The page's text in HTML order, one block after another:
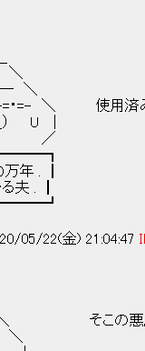
済み核燃
|
. ┃
. ┃
05/22(金) 21:04:47
の悪魔達はど